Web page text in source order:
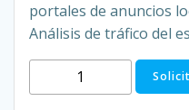
portales de anuncios
Análisis de tráfico del
Matterport